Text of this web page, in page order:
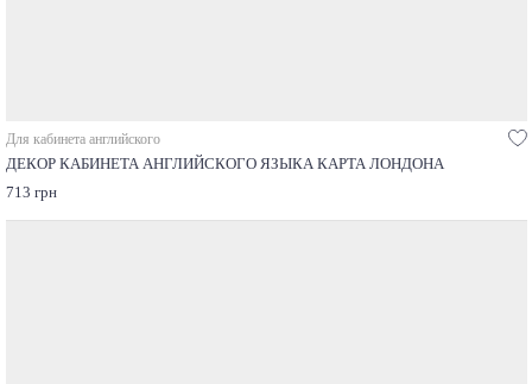
Для кабинета английского
ДЕКОР КАБИНЕТА АНГЛИЙСКОГО ЯЗЫКА КАРТА ЛОНДОНА
713 грн